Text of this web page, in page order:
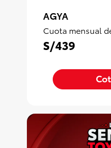
AGYA
Cuota mensual
S/439